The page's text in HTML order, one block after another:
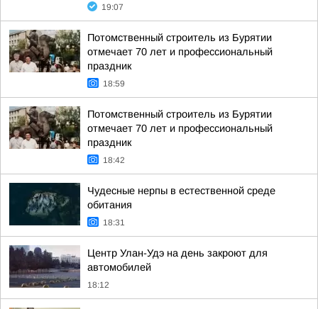
19:07
Потомственный строитель из Бурятии
отмечает 70 лет и профессиональный
праздник
18:59
Потомственный строитель из Бурятии
отмечает 70 лет и профессиональный
праздник
18:42
Чудесные нерпы в естественной среде
обитания
18:31
Центр Улан-Удэ на день закроют для
автомобилей
18:12